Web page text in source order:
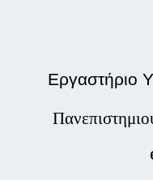
Εργαστήριο